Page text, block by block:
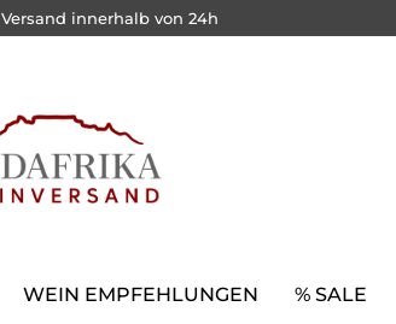
Versand innerhalb von 24h
WEIN EMPFEHLUNGEN % SALE